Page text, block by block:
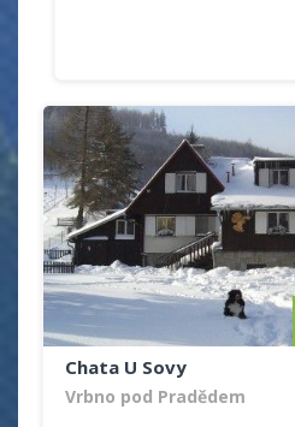
Ubytování je vhodné jak
ve dvou, tak pro rodinnou
města.
Chata Eduard nabízí levné
zařízením.
Celková kapacita objektu je
můžete ve 2 - 6 ti lůžkových
Některé pokoje mají vlastní
sprchovým koutem, toaletou
pokoje mají společně sociální
Chata U Sovy
Vrbno pod Pradědem